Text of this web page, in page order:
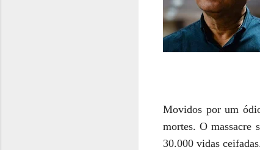
Movidos por um
mortes. O massacre
30.000 vidas